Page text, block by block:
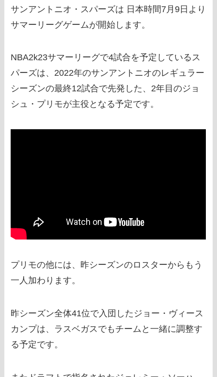
サンアントニオ・スパーズは 日本時間7月9日より
サマーリーグゲームが開始します。
NBA2k23サマーリーグで4試合を予定しているス
パーズは、2022年のサンアントニオのレギュラー
シーズンの最終12試合で先発した、2年目のジョ
シュ・プリモが主役となる予定です。
プリモの他には、昨シーズンのロスターからもう
一人加わります。
昨シーズン全体41位で入団したジョー・ヴィース
カンプは、ラスベガスでもチームと一緒に調整す
る予定です。